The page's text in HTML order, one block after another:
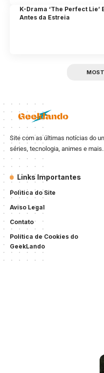
K-Drama ‘The Perfect
Antes da Estreia
Site com as últimas notícias do
séries, tecnologia, animes e mais.
Links Importantes
Politica do Site
Aviso Legal
Contato
Política de Cookies do
GeekLando